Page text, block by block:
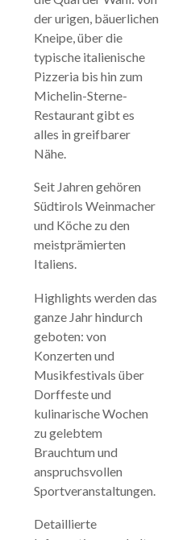
der urigen, bäuerlichen
Kneipe, über die
typische italienische
Pizzeria bis hin zum
Michelin-Sterne-
Restaurant gibt es
alles in greifbarer
Nähe.
Seit Jahren gehören
Südtirols Weinmacher
und Köche zu den
meistprämierten
Italiens.
Highlights werden das
ganze Jahr hindurch
geboten: von
Konzerten und
Musikfestivals über
Dorffeste und
kulinarische Wochen
zu gelebtem
Brauchtum und
anspruchsvollen
Sportveranstaltungen.
Detaillierte